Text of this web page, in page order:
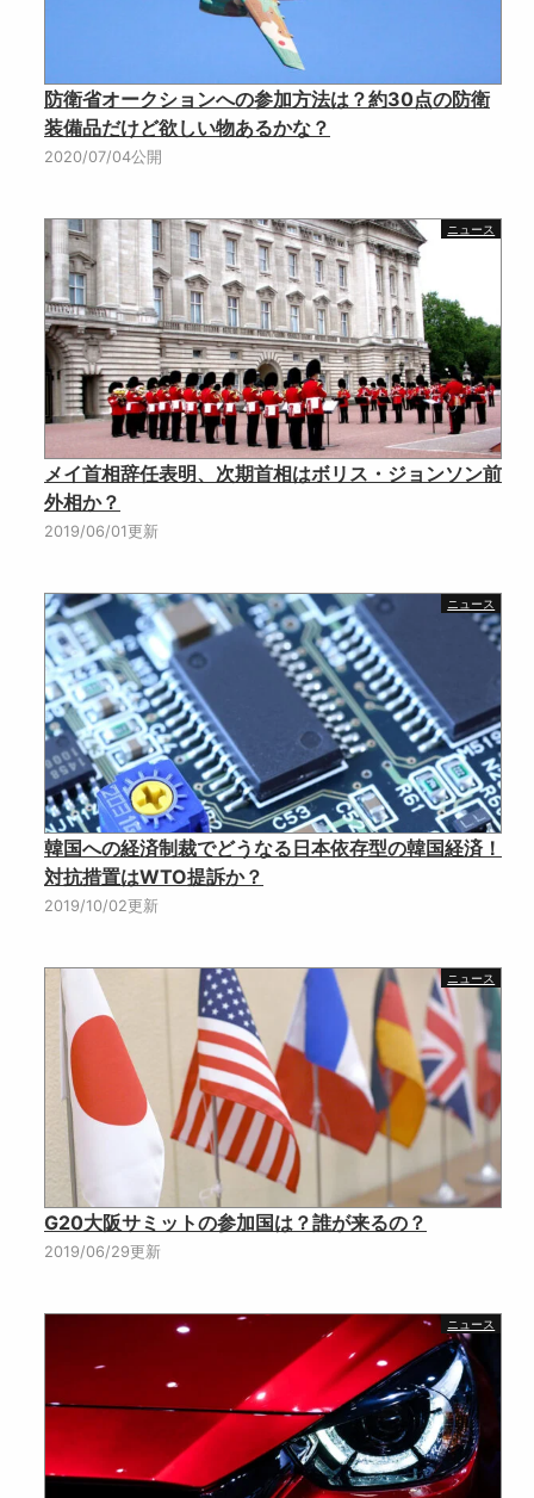
防衛省オークションへの参加方法は？約30点の防衛
装備品だけど欲しい物あるかな？
2020/07/04公開
ニュース
メイ首相辞任表明、次期首相はボリス・ジョンソン前
外相か？
2019/06/01更新
ニュース
韓国への経済制裁でどうなる日本依存型の韓国経済！
対抗措置はWTO提訴か？
2019/10/02更新
ニュース
G20大阪サミットの参加国は？誰が来るの？
2019/06/29更新
ニュース